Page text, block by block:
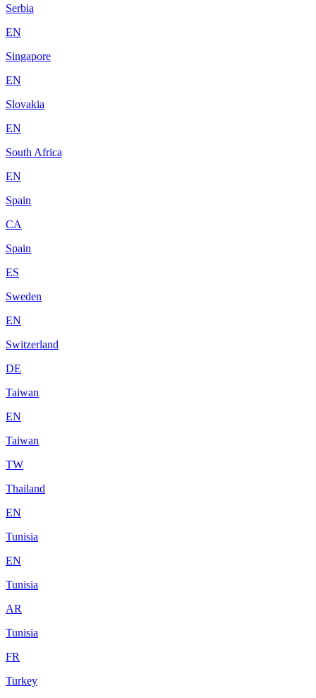
Serbia
EN
Singapore
EN
Slovakia
EN
South Africa
EN
Spain
CA
Spain
ES
Sweden
EN
Switzerland
DE
Taiwan
EN
Taiwan
TW
Thailand
EN
Tunisia
EN
Tunisia
AR
Tunisia
FR
Turkey